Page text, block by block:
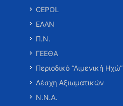
CEPOL
ΕΑΑΝ
Π.Ν.
ΓΕΕΘΑ
Περιοδικό “Λιμενική Ηχώ”
Λέσχη Αξιωματικών
Ν.Ν.Α.